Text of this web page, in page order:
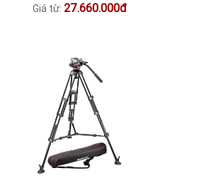
Giá từ: 27.660.000đ